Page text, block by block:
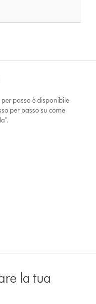
passo è disponibile
per passo su come
la tua